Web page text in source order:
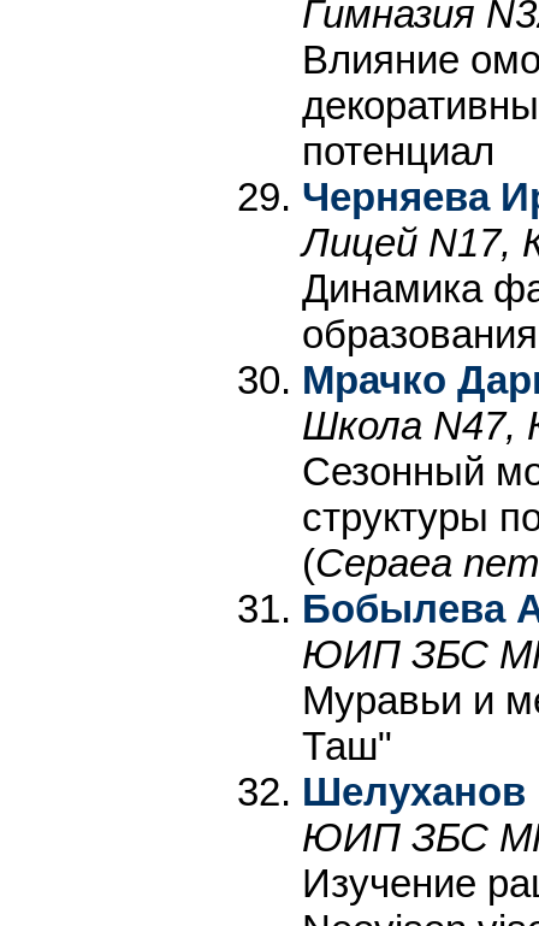
Гимназия
Влияние
потенциал
Черняева
Лицей N17,
Динамика
Мрачко
Школа N47,
Сезонный
структуры
(Cepaea
Бобылева
ЮИП ЗБС
Муравьи и
Таш"
Шелуханов
ЮИП ЗБС
Изучение